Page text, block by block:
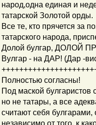
народ,одна единая и
татарской Золотой орды.
Все те, кто прячется за
татарского народа,
Долой булгар, ДОЛОЙ
Вулгар - на ДАР! (Дар -
Полностью согласны!
Под маской
но не татары, а все
считают себя
независимо от того, к